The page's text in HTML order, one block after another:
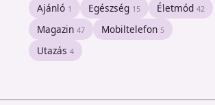
Ajánló 1 Egészség 15 Életmód 42
Magazin 47 Mobiltelefon 5
Utazás 4